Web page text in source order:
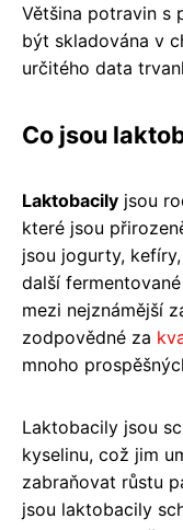
Většina potravin s
být skladována v
určitého data
Co jsou
Laktobacily jsou
které jsou
jsou jogurty,
další
mezi nejznámější
zodpovědné za
mnoho
Laktobacily jsou
kyselinu, což jim
zabraňovat růstu
jsou laktobacily